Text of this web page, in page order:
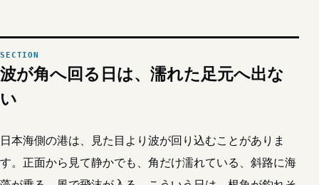
波が角へ回る日は、濡れた足元へ出な
い
日本海側の港は、見た目より波が回り込むことがありま
す。正面から見て静かでも、角だけ濡れている、斜路に海